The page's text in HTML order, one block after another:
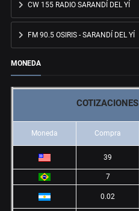
CW 155 RADIO SARANDÍ DEL YÍ
FM 90.5 OSIRIS - SARANDÍ DEL YÍ
MONEDA
COTIZACIONES
Moneda Compra
39
7
0.02